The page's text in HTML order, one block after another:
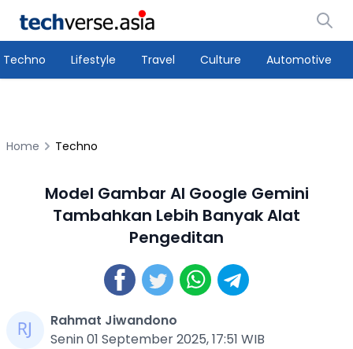
Techno Lifestyle Travel Culture Automotive
Home Techno
Model Gambar AI Google Gemini
Tambahkan Lebih Banyak Alat
Pengeditan
Rahmat Jiwandono
Senin 01 September 2025, 17:51 WIB